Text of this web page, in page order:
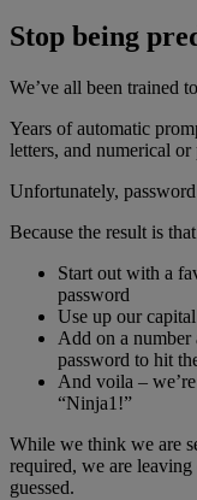
Stop being
We’ve all been trained
Years of automatic
letters, and numerical
Unfortunately,
Because the result is
Start out with a
password
Use up our
Add on a number
password to hit
And voila –
“Ninja1!”
While we think we are
required, we are
guessed.